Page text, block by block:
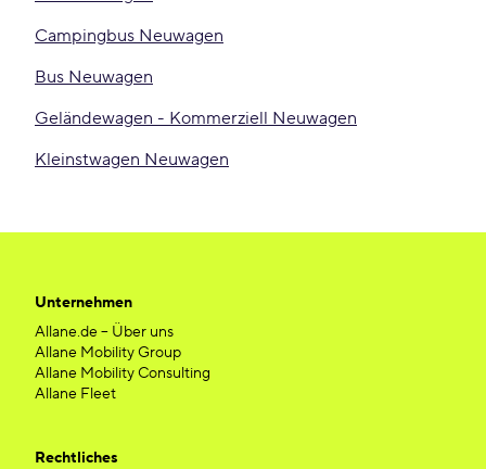
Campingbus Neuwagen
Bus Neuwagen
Geländewagen - Kommerziell Neuwagen
Kleinstwagen Neuwagen
Unternehmen
Allane.de – Über uns
Allane Mobility Group
Allane Mobility Consulting
Allane Fleet
Rechtliches